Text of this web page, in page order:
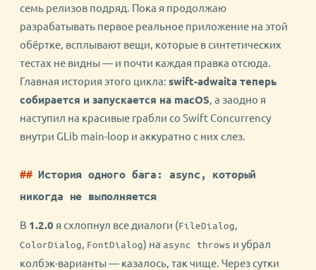
семь релизов подряд. Пока я продолжаю
разрабатывать первое реальное приложение на этой
обёртке, всплывают вещи, которые в синтетических
тестах не видны — и почти каждая правка отсюда.
Главная история этого цикла: swift-adwaita теперь
собирается и запускается на macOS , а заодно я
наступил на красивые грабли со Swift Concurrency
внутри GLib main-loop и аккуратно с них слез.
История одного бага: async, который
никогда не выполняется
В 1.2.0 я схлопнул все диалоги (FileDialog
ColorDialog FontDialog) на async throws и убрал
колбэк-варианты — казалось, так чище. Через сутки